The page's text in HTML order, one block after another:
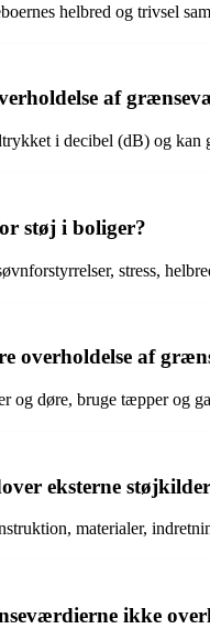
helbred og trivsel
af
i decibel (dB) og
støj i boliger?
stress,
overholdelse af
døre, bruge tæpper og
eksterne
materialer,
ikke